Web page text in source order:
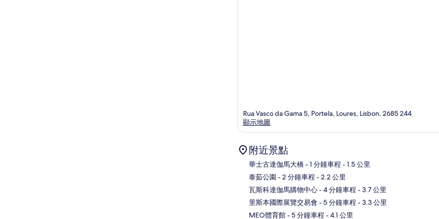
Rua Vasco da Gama 5, Portela, Loures, Lisbon, 2685 244
顯示地圖
附近景點
華士古達伽馬大橋- 1 分鐘車程 - 1.5 公里
泰茹公園 - 2 分鐘車程 - 2.2 公里
瓦斯科達伽馬購物中心- 4 分鐘車程 - 3.7 公里
里斯本國際展覽交易會 - 5 分鐘車程 - 3.3 公里
MEO體育館- 5 分鐘車程 - 4.1 公里